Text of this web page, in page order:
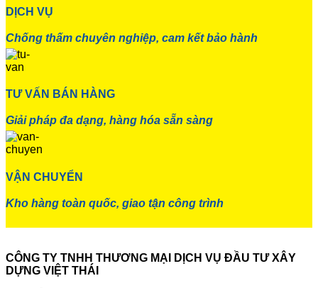
DỊCH VỤ
Chống thấm chuyên nghiệp, cam kết bảo hành
TƯ VẤN BÁN HÀNG
Giải pháp đa dạng, hàng hóa sẵn sàng
VẬN CHUYỂN
Kho hàng toàn quốc, giao tận công trình
CÔNG TY TNHH THƯƠNG MẠI DỊCH VỤ ĐẦU TƯ XÂY
DỰNG VIỆT THÁI